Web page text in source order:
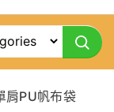
肩PU帆布袋